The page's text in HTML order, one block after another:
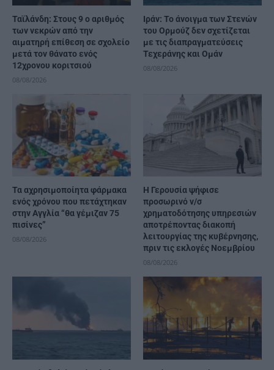
Ταϊλάνδη: Στους 9 ο αριθμός
των νεκρών από την
αιματηρή επίθεση σε σχολείο
μετά τον θάνατο ενός
12χρονου κοριτσιού
08/08/2026
Ιράν: Το άνοιγμα των Στενών
του Ορμούζ δεν σχετίζεται
με τις διαπραγματεύσεις
Τεχεράνης και Ομάν
08/08/2026
Τα αχρησιμοποίητα φάρμακα
ενός χρόνου που πετάχτηκαν
στην Αγγλία “θα γέμιζαν 75
πισίνες”
08/08/2026
Η Γερουσία ψήφισε
προσωρινό ν/σ
χρηματοδότησης υπηρεσιών
αποτρέποντας διακοπή
λειτουργίας της κυβέρνησης,
πριν τις εκλογές Νοεμβρίου
08/08/2026